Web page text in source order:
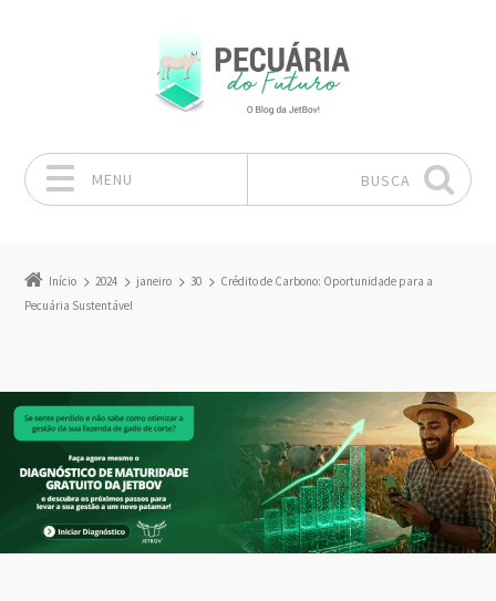
MENU BUSCA
Início 2024 janeiro 30
Crédito de Carbono: Oportunidade para a
Pecuária Sustentável